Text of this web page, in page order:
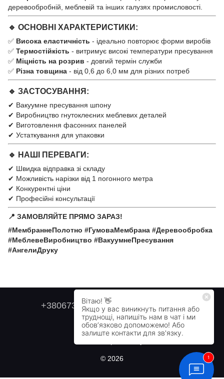
деревообробній, меблевій та інших галузях промисловості.
🔹 ОСНОВНІ ХАРАКТЕРИСТИКИ:
✅ Висока еластичність - ідеально повторює форми виробів
✅ Термостійкість - витримує високі температури пресування
✅ Міцність на розрив - довгий термін служби
✅ Різна товщина - від 0,6 до 6,0 мм для різних потреб
🔹 ЗАСТОСУВАННЯ:
✔ Вакуумне пресування шпону
✔ Виробництво гнутоклеєних меблевих деталей
✔ Виготовлення фасонних панелей
✔ Устаткування для упаковки
🔹 НАШІ ПЕРЕВАГИ:
✔ Швидка відправка зі складу
✔ Можливість нарізки від 1 погонного метра
✔ Конкурентні ціни
✔ Професійні консультації
📍 ЗАМОВЛЯЙТЕ ПРЯМО ЗАРАЗ!
#МембраннеПолотно #ГумоваМембрана #Деревообробка
#МеблевеВиробництво #ВакуумнеПресування
#АнгелиДруку
+380673179749 +380505478711
Контактна інформація
© 2026